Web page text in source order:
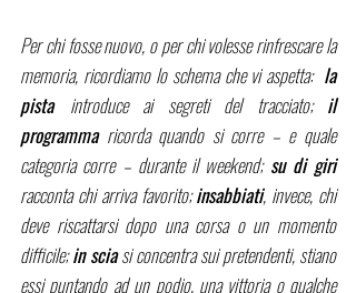
Per chi fosse nuovo, o per chi volesse rinfrescare la
memoria, ricordiamo lo schema che vi aspetta: la
pista introduce ai segreti del tracciato; il
programma ricorda quando si corre – e quale
categoria corre – durante il weekend; su di giri
racconta chi arriva favorito; insabbiati, invece, chi
deve riscattarsi dopo una corsa o un momento
difficile; in scia si concentra sui pretendenti, stiano
essi puntando ad un podio, una vittoria o qualche